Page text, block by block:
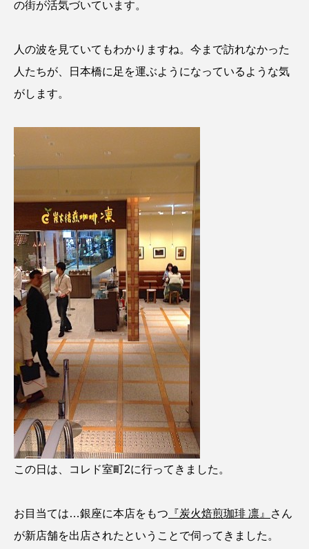
の街が活気づいています。
人の波を見ていてもわかりますね。今まで訪れなかった
人たちが、日本橋に足を運ぶようになっているような気
がします。
この日は、コレド室町2に行ってきました。
お目当ては…銀座に本店をもつ 『炭火焙煎珈琲 凛』
さん
が新店舗を出店されたということで伺ってきました。